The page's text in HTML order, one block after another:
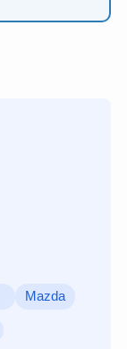
Mazda